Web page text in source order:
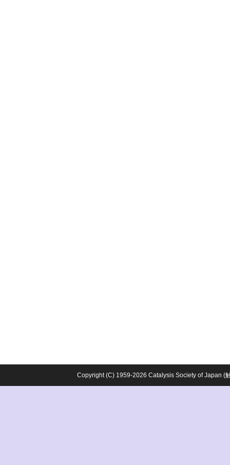
Copyright (C) 1959-2026 Catalysis Society of Japan (